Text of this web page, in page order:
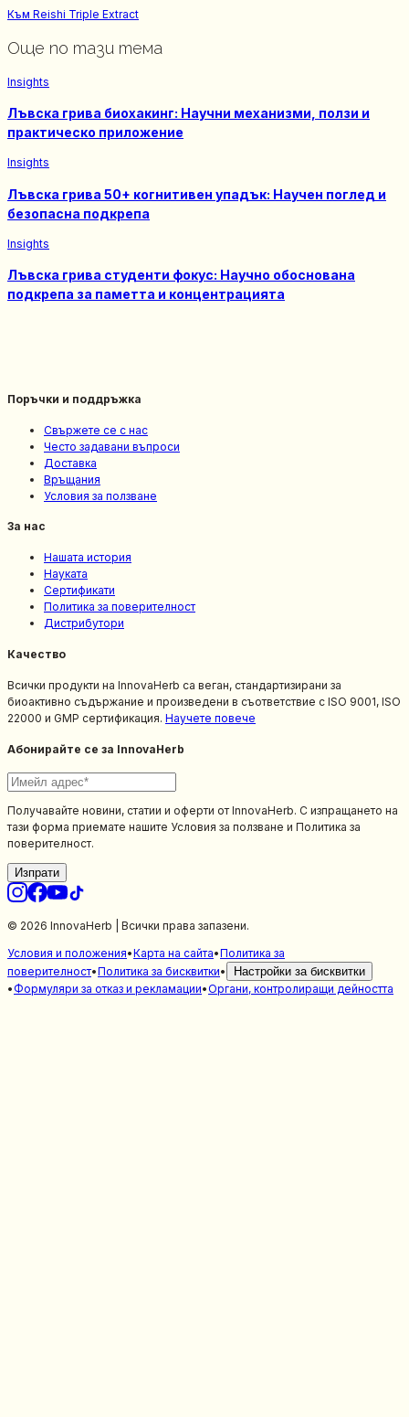
Към Reishi Triple Extract
Още по тази тема
Insights
Лъвска грива биохакинг: Научни механизми, ползи и
практическо приложение
Insights
Лъвска грива 50+ когнитивен упадък: Научен поглед и
безопасна подкрепa
Insights
Лъвска грива студенти фокус: Научно обоснована
подкрепа за паметта и концентрацията
Поръчки и поддръжка
Свържете се с нас
Често задавани въпроси
Доставка
Връщания
Условия за ползване
За нас
Нашата история
Науката
Сертификати
Политика за поверителност
Дистрибутори
Качество
Всички продукти на InnovaHerb са веган, стандартизирани за
биоактивно съдържание и произведени в съответствие с ISO 9001, ISO
22000 и GMP сертификация. Научете повече
Абонирайте се за InnovaHerb
Получавайте новини, статии и оферти от InnovaHerb. С изпращането на
тази форма приемате нашите Условия за ползване и Политика за
поверителност.
Изпрати
© 2026 InnovaHerb | Всички права запазени.
Условия и положения•Карта на сайта•Политика за
поверителност•Политика за бисквитки•
Настройки за бисквитки
• Формуляри за отказ и рекламации•Органи, контролиращи дейността